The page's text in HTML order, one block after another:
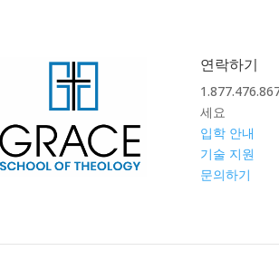
연락하기
세요
입학 안내
기술 지원
문의하기